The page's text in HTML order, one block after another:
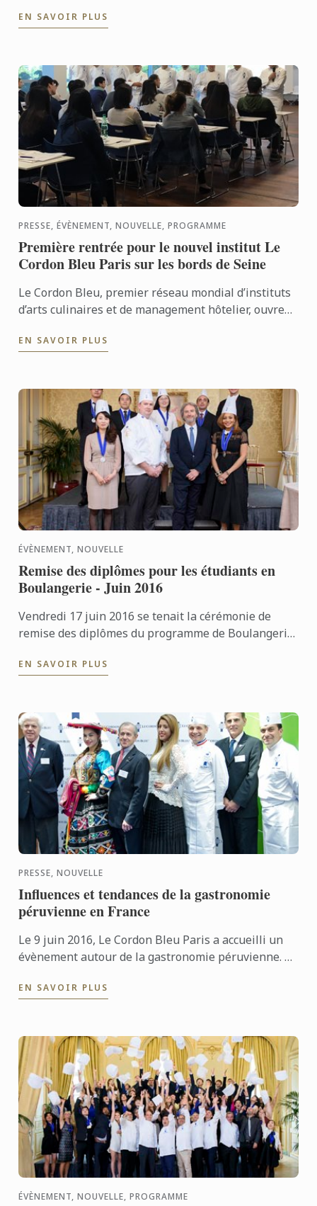
pour ...
EN SAVOIR PLUS
PRESSE, ÉVÈNEMENT, NOUVELLE, PROGRAMME
Première rentrée pour le nouvel institut Le
Cordon Bleu Paris sur les bords de Seine
Le Cordon Bleu, premier réseau mondial d’instituts
d’arts culinaires et de management hôtelier, ouvre
au ...
EN SAVOIR PLUS
ÉVÈNEMENT, NOUVELLE
Remise des diplômes pour les étudiants en
Boulangerie - Juin 2016
Vendredi 17 juin 2016 se tenait la cérémonie de
remise des diplômes du programme de Boulangerie
EN SAVOIR PLUS
PRESSE, NOUVELLE
Influences et tendances de la gastronomie
péruvienne en France
Le 9 juin 2016, Le Cordon Bleu Paris a accueilli un
évènement autour de la gastronomie péruvienne. Ce
techniques ...
EN SAVOIR PLUS
ÉVÈNEMENT, NOUVELLE, PROGRAMME